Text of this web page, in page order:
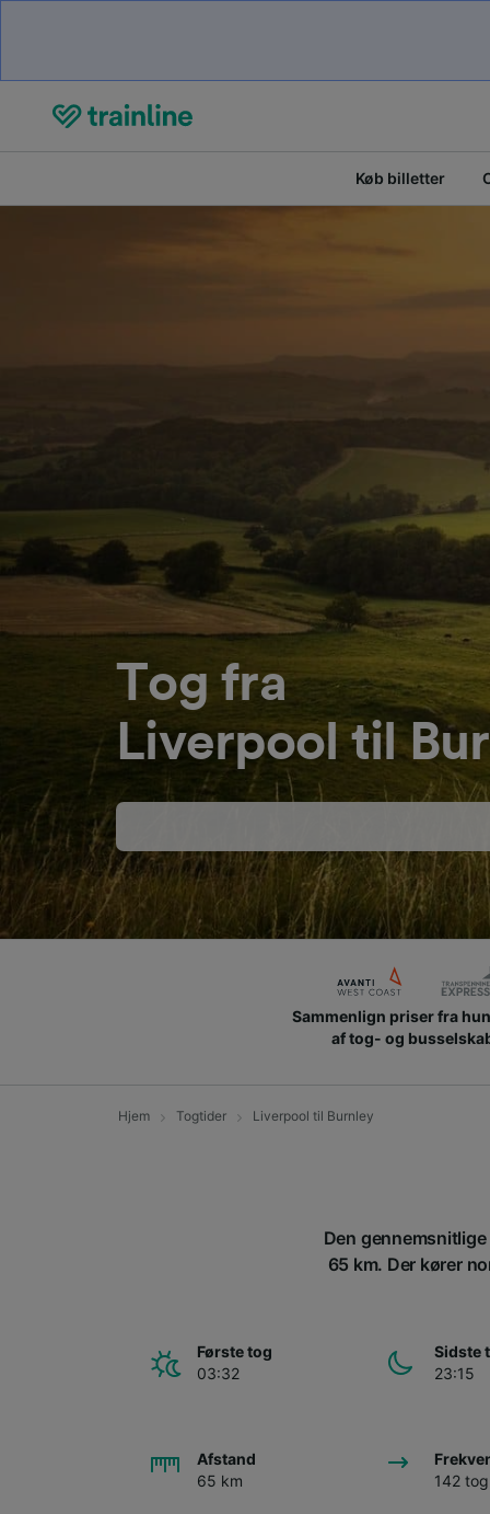
Køb billetter
Tog fra
Liverpool til
Sammenlign priser fra
af tog- og
Hjem Togtider Liverpool til Burnley
Den
65 km. Der kører
Første tog
03:32
Sidste
23:15
Afstand
65 km
142